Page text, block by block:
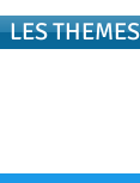
LES